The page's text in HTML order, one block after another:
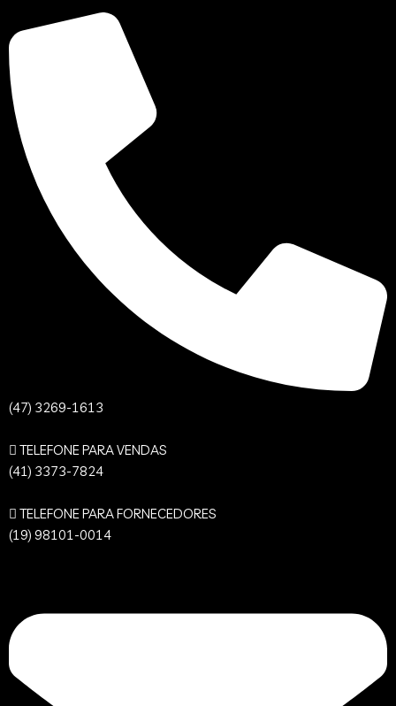
(47) 3269-1613
TELEFONE PARA VENDAS
(41) 3373-7824
TELEFONE PARA FORNECEDORES
(19) 98101-0014